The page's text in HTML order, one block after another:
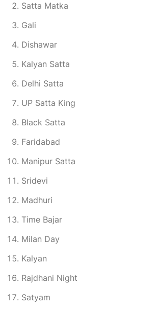
Satta Matka
Gali
Dishawar
Kalyan Satta
Delhi Satta
UP Satta King
Black Satta
Faridabad
Manipur Satta
Sridevi
Madhuri
Time Bajar
Milan Day
Kalyan
Rajdhani Night
Satyam